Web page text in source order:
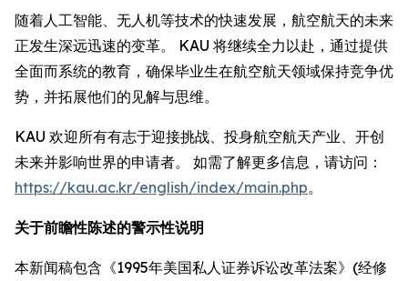
随着人工智能、无人机等技术的快速发展，航空航天的未来
正发生深远迅速的变革。 KAU 将继续全力以赴，通过提供
全面而系统的教育，确保毕业生在航空航天领域保持竞争优
势，并拓展他们的见解与思维。
KAU 欢迎所有有志于迎接挑战、投身航空航天产业、开创
未来并影响世界的申请者。 如需了解更多信息，请访问：
https://kau.ac.kr/english/index/main.php。
关于前瞻性陈述的警示性说明
本新闻稿包含《1995年美国私人证券诉讼改革法案》(经修